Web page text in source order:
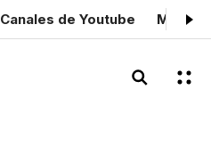
Canales de Youtube Mis